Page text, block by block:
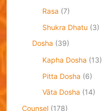
Rasa (7)
Shukra Dhatu (3)
Dosha (39)
Kapha Dosha (13)
Pitta Dosha (6)
Vāta Dosha (14)
Counsel(178)